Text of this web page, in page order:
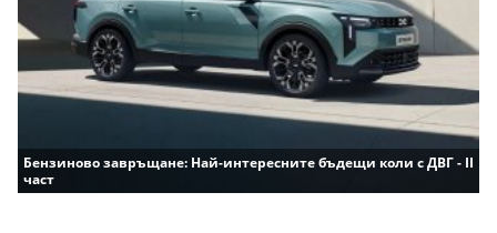
Бензиново завръщане: Най-интересните бъдещи коли с ДВГ - II
част